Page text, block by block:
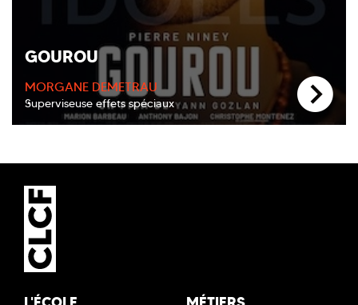
GOUROU
MORGANE DEMETRAU
Superviseuse effets spéciaux